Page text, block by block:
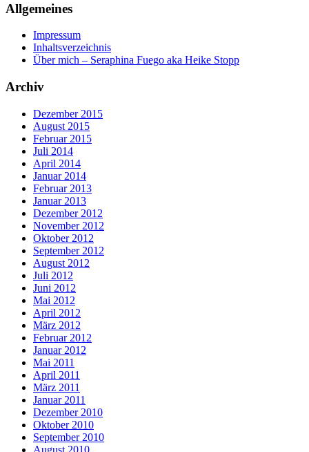
Allgemeines
Impressum
Inhaltsverzeichnis
Über mich – Seraphina Fuego aka Heike Stopp
Archiv
Dezember 2015
August 2015
Februar 2015
Juli 2014
April 2014
Januar 2014
Februar 2013
Januar 2013
Dezember 2012
November 2012
Oktober 2012
September 2012
August 2012
Juli 2012
Juni 2012
Mai 2012
April 2012
März 2012
Februar 2012
Januar 2012
Mai 2011
April 2011
März 2011
Januar 2011
Dezember 2010
Oktober 2010
September 2010
August 2010